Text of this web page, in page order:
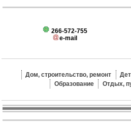
266-572-755
e-mail
Дом, строительство, ремонт
Образование
Отдых,